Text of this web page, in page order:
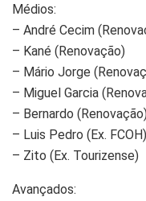
Médios:
– André Cecim
– Kané (Renovação)
– Mário Jorge
– Miguel Garcia
– Bernardo
– Luis Pedro (Ex. FCOH)
– Zito (Ex. Tourizense)
Avançados: